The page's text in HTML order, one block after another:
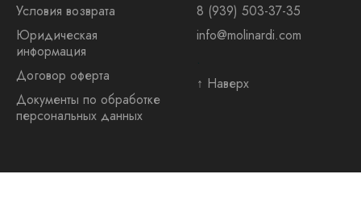
Условия возврата
Юридическая
информация
Договор оферта
Документы по обработке
персональных данных
8 (939) 503-37-35
info@molinardi.com
.
↑ Наверх